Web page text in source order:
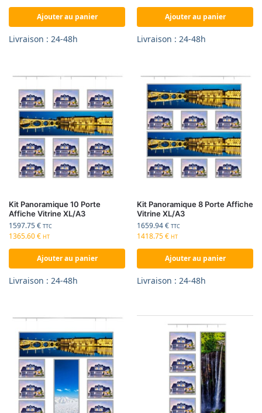
Ajouter au panier
Livraison : 24-48h
Ajouter au panier
Livraison : 24-48h
Kit Panoramique 10 Porte
Affiche Vitrine XL/A3
1597.75€ TTC
1365.60€ HT
Ajouter au panier
Livraison : 24-48h
Kit Panoramique 8 Porte Affiche
Vitrine XL/A3
1659.94€ TTC
1418.75€ HT
Ajouter au panier
Livraison : 24-48h